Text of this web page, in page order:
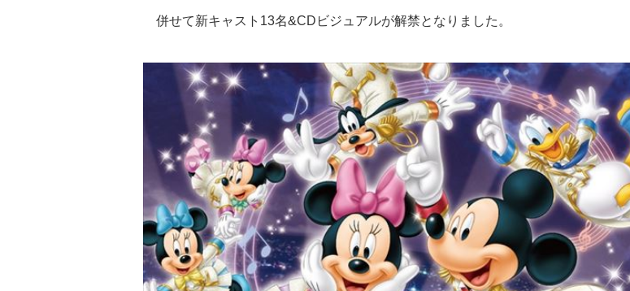
併せて新キャスト13名&CDビジュアルが解禁となりました。